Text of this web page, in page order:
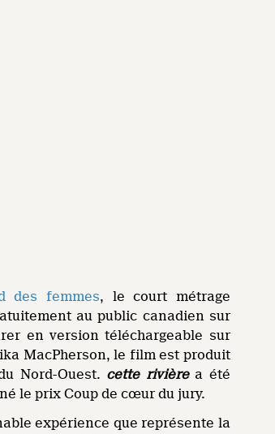
des femmes, le court métrage
au public canadien sur
en version téléchargeable sur
MacPherson, le film est produit
Nord-Ouest. cette rivièrea été
le prix Coup de cœur du jury.
expérience que représente la